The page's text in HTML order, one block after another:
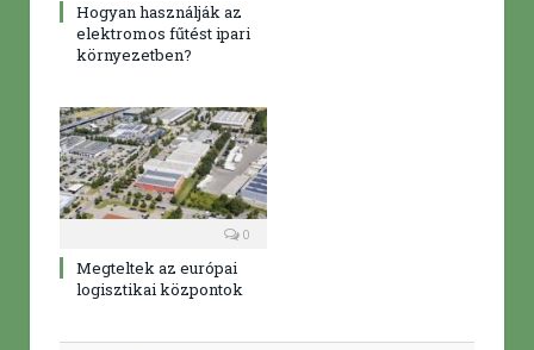
Hogyan használják az
elektromos fűtést ipari
környezetben?
0
Megteltek az európai
logisztikai központok